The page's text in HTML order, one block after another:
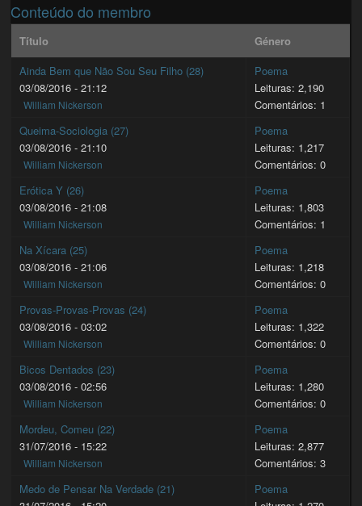
Conteúdo do membro
Título
Género
Ainda Bem que Não Sou Seu Filho (28)
03/08/2016 - 21:12
William Nickerson
Poema
Leituras: 2,190
Comentários: 1
Queima-Sociologia (27)
03/08/2016 - 21:10
William Nickerson
Poema
Leituras: 1,217
Comentários: 0
Erótica Y (26)
03/08/2016 - 21:08
William Nickerson
Poema
Leituras: 1,803
Comentários: 1
Na Xícara (25)
03/08/2016 - 21:06
William Nickerson
Poema
Leituras: 1,218
Comentários: 0
Provas-Provas-Provas (24)
03/08/2016 - 03:02
William Nickerson
Poema
Leituras: 1,322
Comentários: 0
Bicos Dentados (23)
03/08/2016 - 02:56
William Nickerson
Poema
Leituras: 1,280
Comentários: 0
Mordeu, Comeu (22)
31/07/2016 - 15:22
William Nickerson
Poema
Leituras: 2,877
Comentários: 3
Medo de Pensar Na Verdade (21)
Poema